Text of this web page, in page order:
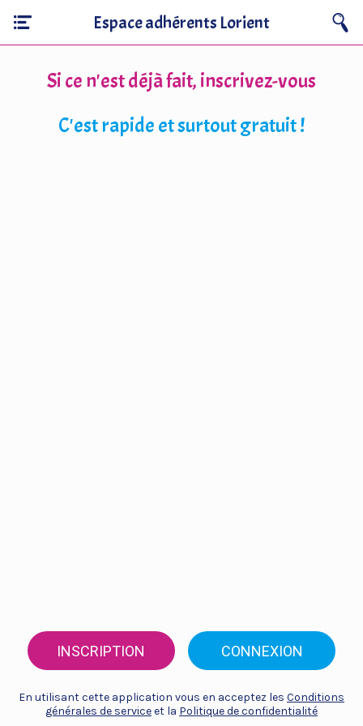
Espace adhérents Lorient
Si ce n'est déjà fait, inscrivez-vous
C'est rapide et surtout gratuit !
INSCRIPTION CONNEXION
En utilisant cette application vous en acceptez les Conditions
générales de serviceet la Politique de confidentialité